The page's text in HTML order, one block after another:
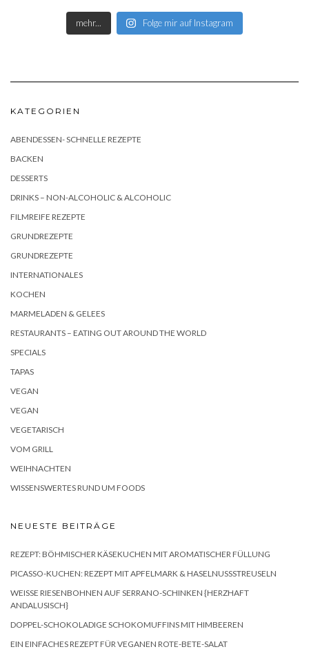
mehr... Folge mir auf Instagram
KATEGORIEN
ABENDESSEN- SCHNELLE REZEPTE
BACKEN
DESSERTS
DRINKS – NON-ALCOHOLIC & ALCOHOLIC
FILMREIFE REZEPTE
GRUNDREZEPTE
GRUNDREZEPTE
INTERNATIONALES
KOCHEN
MARMELADEN & GELEES
RESTAURANTS – EATING OUT AROUND THE WORLD
SPECIALS
TAPAS
VEGAN
VEGAN
VEGETARISCH
VOM GRILL
WEIHNACHTEN
WISSENSWERTES RUND UM FOODS
NEUESTE BEITRÄGE
REZEPT: BÖHMISCHER KÄSEKUCHEN MIT AROMATISCHER FÜLLUNG
PICASSO-KUCHEN: REZEPT MIT APFELMARK & HASELNUSSSTREUSELN
WEISSE RIESENBOHNEN AUF SERRANO-SCHINKEN {HERZHAFT A
NDALUSISCH}
DOPPEL-SCHOKOLADIGE SCHOKOMUFFINS MIT HIMBEEREN
EIN EINFACHES REZEPT FÜR VEGANEN ROTE-BETE-SALAT